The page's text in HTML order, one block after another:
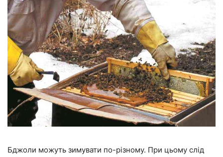
Бджоли можуть зимувати по-різному. При цьому слід